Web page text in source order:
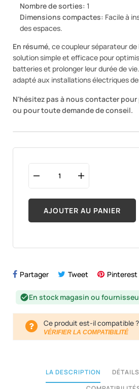
Nombre de sorties: 1
Dimensions compactes: Facile à
des espaces.
En résumé, ce coupleur séparateur
solution simple et efficace pour
batteries et prolonger leur durée de
adapté aux installations électriques
N'hésitez pas à nous contacter
ou pour toute demande de conseil.
AJOUTER AU PANIER
Partager Tweet Pinterest
check_circleEn stock magasin ou
Ce produit est-il compatible ?
VÉRIFIER LA COMPATIBILITÉ
LA DESCRIPTION